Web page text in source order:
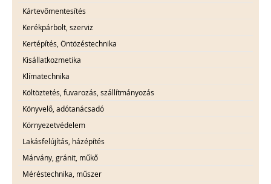
Kártevőmentesítés
Kerékpárbolt, szerviz
Kertépítés, Öntözéstechnika
Kisállatkozmetika
Klímatechnika
Költöztetés, fuvarozás, szállítmányozás
Könyvelő, adótanácsadó
Környezetvédelem
Lakásfelújítás, házépítés
Márvány, gránit, műkő
Méréstechnika, műszer